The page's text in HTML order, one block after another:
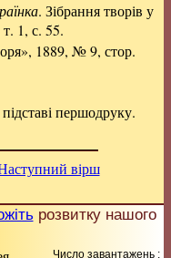
. Зібрання творів у
1, с. 55.
1889, № 9, стор.
першодруку.
вірш
розвитку нашого
Число завантажень :